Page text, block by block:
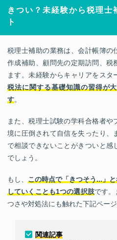
きつい？未経験から税理士
ト
税理士補助の業務は、会計帳簿の
作成補助、顧問先の定期訪問、税
ます。未経験からキャリアをスタ
税法に関する基礎知識の習得が
す。
また、税理士試験の学科合格者
境に圧倒されて自信を失ったり、
で相談できないことがきついと感
でしょう。
もし、 この時点で「きつそう...」
していくことも1つの選択肢です。
つさや対処法にも触れた下記ペー
関連記事